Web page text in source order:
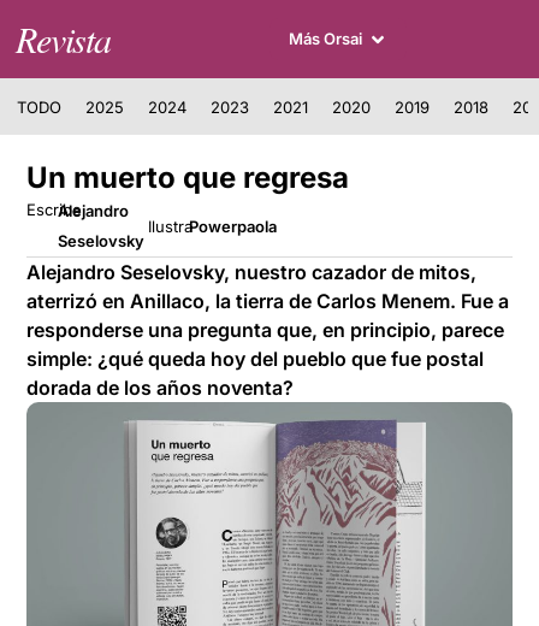
Revista Más Orsai
TODO 2025 2024 2023 2021 2020 2019 2018
Un muerto que regresa
EscribeAlejandro
Seselovsky
IlustraPowerpaola
Alejandro Seselovsky, nuestro cazador de mitos,
aterrizó en Anillaco, la tierra de Carlos Menem. Fue a
responderse una pregunta que, en principio, parece
simple: ¿qué queda hoy del pueblo que fue postal
dorada de los años noventa?